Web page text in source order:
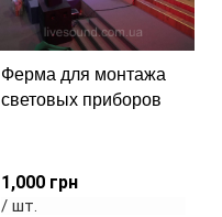
Ферма для монтажа
световых приборов
1,000 грн
/ шт.